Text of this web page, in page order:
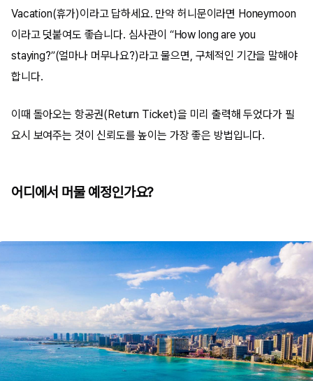
Vacation(휴가)이라고 답하세요. 만약 허니문이라면 Honeymoon
이라고 덧붙여도 좋습니다. 심사관이 “How long are you
staying?”(얼마나 머무나요?)라고 물으면, 구체적인 기간을 말해야
합니다.
이때 돌아오는 항공권(Return Ticket)을 미리 출력해 두었다가 필
요시 보여주는 것이 신뢰도를 높이는 가장 좋은 방법입니다.
어디에서 머물 예정인가요?